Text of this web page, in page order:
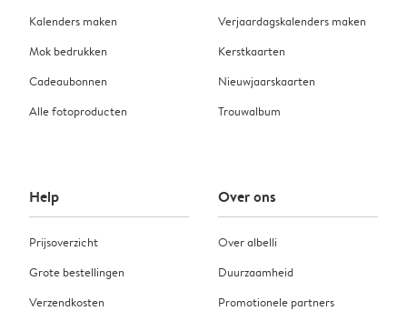
Kalenders maken
Mok bedrukken
Cadeaubonnen
Alle fotoproducten
Verjaardagskalenders maken
Kerstkaarten
Nieuwjaarskaarten
Trouwalbum
Help
Prijsoverzicht
Grote bestellingen
Verzendkosten
Over ons
Over albelli
Duurzaamheid
Promotionele partners